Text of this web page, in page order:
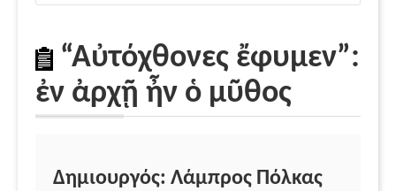
“Αὐτόχθονες ἔφυμεν”:
ἐν ἀρχῇ ἦν ὁ μῦθος
Δημιουργός: Λάμπρος Πόλκας